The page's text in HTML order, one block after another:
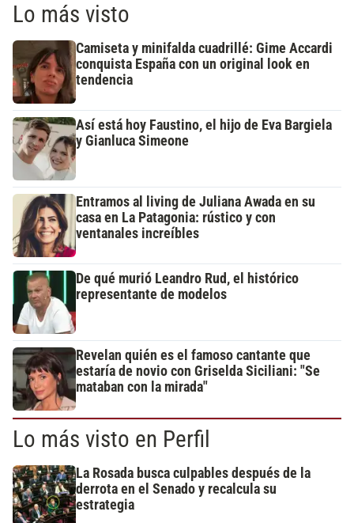
Lo más visto
Camiseta y minifalda cuadrillé: Gime Accardi
conquista España con un original look en
tendencia
Así está hoy Faustino, el hijo de Eva Bargiela
y Gianluca Simeone
Entramos al living de Juliana Awada en su
casa en La Patagonia: rústico y con
ventanales increíbles
De qué murió Leandro Rud, el histórico
representante de modelos
Revelan quién es el famoso cantante que
estaría de novio con Griselda Siciliani: "Se
mataban con la mirada"
Lo más visto en Perfil
La Rosada busca culpables después de la
derrota en el Senado y recalcula su
estrategia